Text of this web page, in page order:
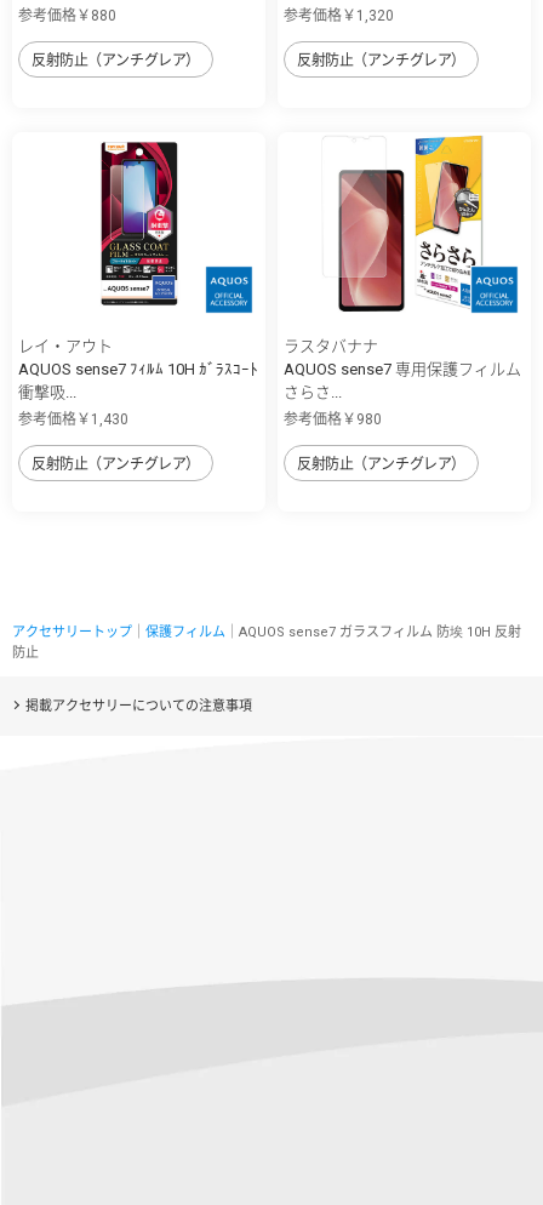
参考価格￥880
反射防止（アンチグレア）
参考価格￥1,320
反射防止（アンチグレア）
レイ・アウト
AQUOS sense7 ﾌｨﾙﾑ 10H ｶﾞﾗｽｺｰﾄ
衝撃吸...
参考価格￥1,430
反射防止（アンチグレア）
ラスタバナナ
AQUOS sense7 専用保護フィルム
さらさ...
参考価格￥980
反射防止（アンチグレア）
アクセサリートップ 保護フィルム ｜AQUOS sense7 ガラスフィルム 防埃 10H 反射
防止
掲載アクセサリーについての注意事項